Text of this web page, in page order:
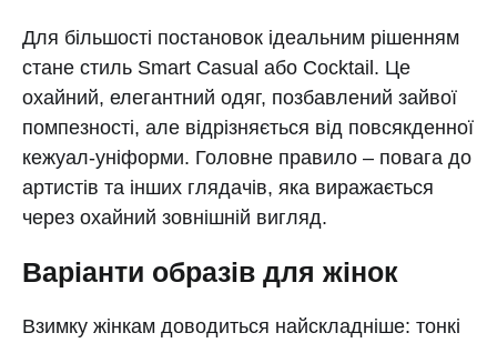
Для більшості постановок ідеальним рішенням
стане стиль Smart Casual або Cocktail. Це
охайний, елегантний одяг, позбавлений зайвої
помпезності, але відрізняється від повсякденної
кежуал-уніформи. Головне правило – повага до
артистів та інших глядачів, яка виражається
через охайний зовнішній вигляд.
Варіанти образів для жінок
Взимку жінкам доводиться найскладніше: тонкі